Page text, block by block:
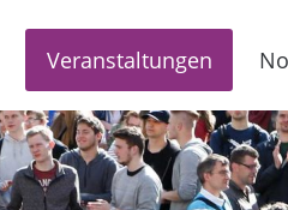
Veranstaltungen